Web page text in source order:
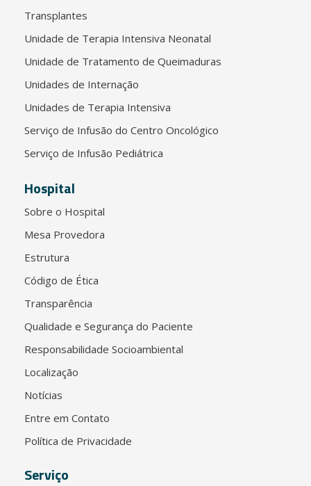
Transplantes
Unidade de Terapia Intensiva Neonatal
Unidade de Tratamento de Queimaduras
Unidades de Internação
Unidades de Terapia Intensiva
Serviço de Infusão do Centro Oncológico
Serviço de Infusão Pediátrica
Hospital
Sobre o Hospital
Mesa Provedora
Estrutura
Código de Ética
Transparência
Qualidade e Segurança do Paciente
Responsabilidade Socioambiental
Localização
Notícias
Entre em Contato
Política de Privacidade
Serviço